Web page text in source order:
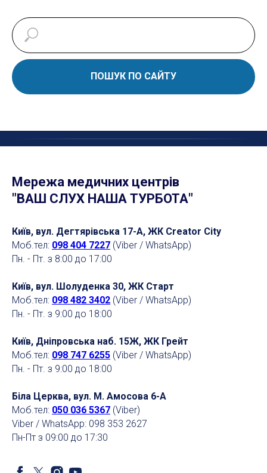
ПОШУК ПО САЙТУ
Мережа медичних центрів
"ВАШ СЛУХ НАША ТУРБОТА"
Київ, вул. Дегтярівська 17-А, ЖК Creator City
Моб.тел: 098 404 7227 (Viber / WhatsApp)
Пн. - Пт. з 8:00 до 17:00
Київ, вул. Шолуденка 30, ЖК Старт
Моб.тел: 098 482 3402 (Viber / WhatsApp)
Пн. - Пт. з 9:00 до 18:00
Київ, Дніпровська наб. 15Ж, ЖК Грейт
Моб.тел: 098 747 6255 (Viber / WhatsApp)
Пн. - Пт. з 9:00 до 18:00
Біла Церква, вул. М. Амосова 6-А
Моб.тел: 050 036 5367 (Viber)
Viber / WhatsApp: 098 353 2627
Пн-Пт з 09:00 до 17:30